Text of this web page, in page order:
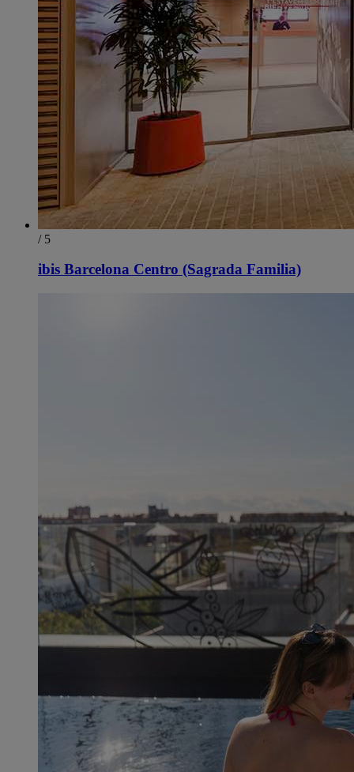
/ 5
ibis Barcelona Centro (Sagrada Familia)